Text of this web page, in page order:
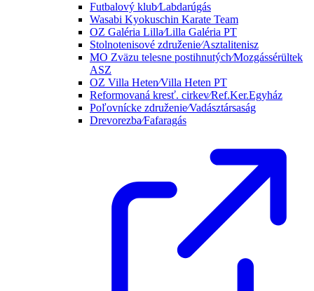
Futbalový klub⁄Labdarúgás
Wasabi Kyokuschin Karate Team
OZ Galéria Lilla⁄Lilla Galéria PT
Stolnotenisové združenie⁄Asztalitenisz
MO Zväzu telesne postihnutých⁄Mozgássérültek
ASZ
OZ Villa Heten⁄Villa Heten PT
Reformovaná kresť. cirkev⁄Ref.Ker.Egyház
Poľovnícke združenie⁄Vadásztársaság
Drevorezba⁄Fafaragás